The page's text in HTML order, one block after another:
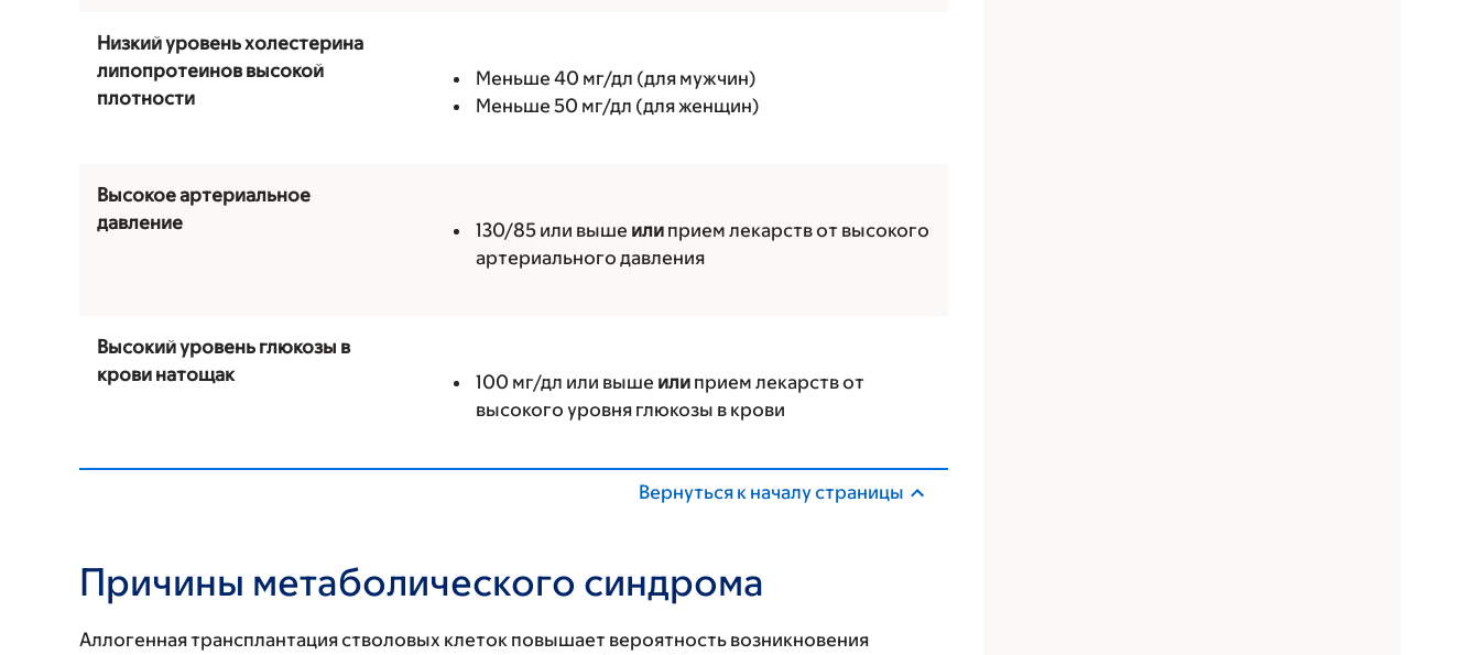
Низкий уровень холестерина
липопротеинов высокой
плотности
Меньше 40 мг/дл (для мужчин)
Меньше 50 мг/дл (для женщин)
Высокое артериальное
давление
130/85 или выше или прием лекарств от высокого
артериального давления
Высокий уровень глюкозы в
крови натощак
100 мг/дл или выше или прием лекарств от
высокого уровня глюкозы в крови
Вернуться к началу страницы
Причины метаболического синдрома
Аллогенная трансплантация стволовых клеток повышает вероятность возникновения